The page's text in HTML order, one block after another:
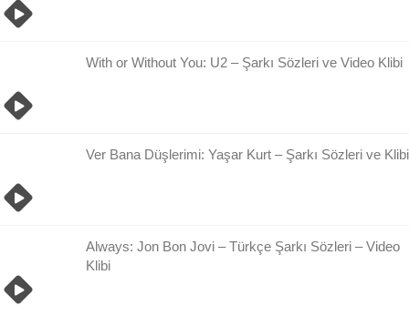
With or Without You: U2 – Şarkı Sözleri ve Video Klibi
Ver Bana Düşlerimi: Yaşar Kurt – Şarkı Sözleri ve Klibi
Always: Jon Bon Jovi – Türkçe Şarkı Sözleri – Video
Klibi